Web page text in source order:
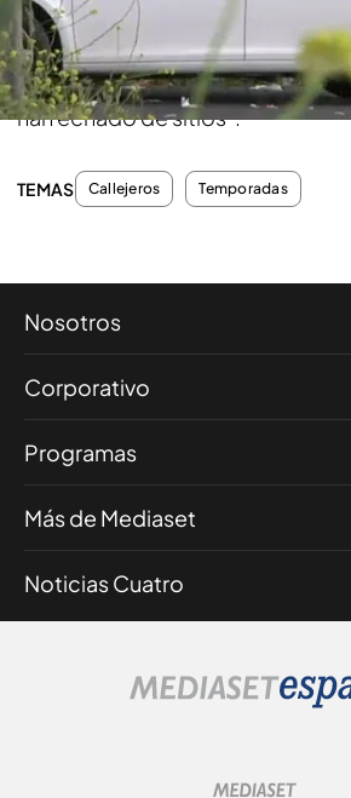
María tardo tres meses en ser la
“Esto me lo he ganado a pulso,
han echado de sitios”.
TEMAS Callejeros Temporadas
Nosotros
Corporativo
Programas
Más de Mediaset
Noticias Cuatro